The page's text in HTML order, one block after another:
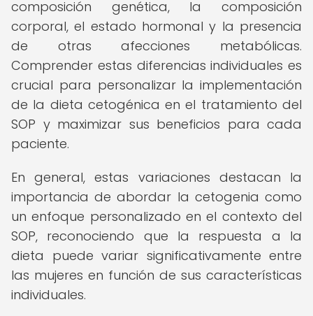
composición genética, la composición
corporal, el estado hormonal y la presencia
de otras afecciones metabólicas.
Comprender estas diferencias individuales es
crucial para personalizar la implementación
de la dieta cetogénica en el tratamiento del
SOP y maximizar sus beneficios para cada
paciente.
En general, estas variaciones destacan la
importancia de abordar la cetogenia como
un enfoque personalizado en el contexto del
SOP, reconociendo que la respuesta a la
dieta puede variar significativamente entre
las mujeres en función de sus características
individuales.